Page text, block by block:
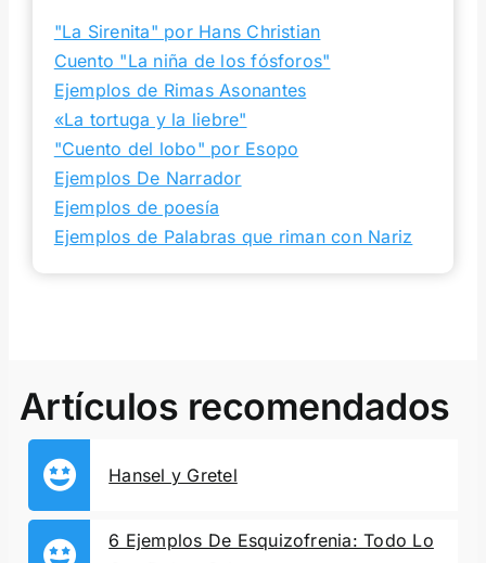
"La Sirenita" por Hans Christian
Cuento "La niña de los fósforos"
Ejemplos de Rimas Asonantes
«La tortuga y la liebre"
"Cuento del lobo" por Esopo
Ejemplos De Narrador
Ejemplos de poesía
Ejemplos de Palabras que riman con Nariz
Artículos recomendados
Hansel y Gretel
6 Ejemplos De Esquizofrenia: Todo Lo